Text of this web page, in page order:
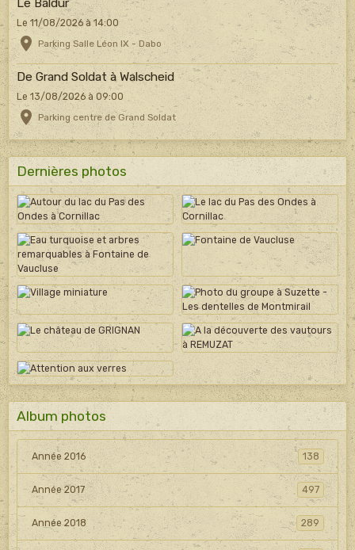
Le Baldur
Le 11/08/2026 à 14:00
Parking Salle Léon IX - Dabo
De Grand Soldat à Walscheid
Le 13/08/2026 à 09:00
Parking centre de Grand Soldat
Dernières photos
Album photos
Année 2016 138
Année 2017 497
Année 2018 289